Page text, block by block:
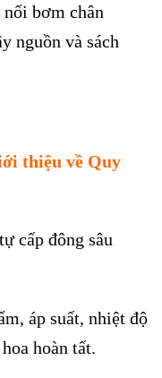
bơm chân
nguồn và sách
thiệu về Quy
ự cấp đông sâu
áp suất, nhiệt độ
hoàn tất.